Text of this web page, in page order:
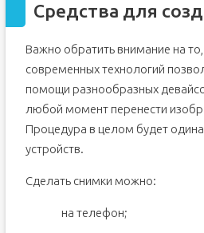
Средства для
Важно обратить внимание на
современных технологий
помощи разнообразных
любой момент перенести
Процедура в целом будет
устройств.
Сделать снимки можно:
на телефон;